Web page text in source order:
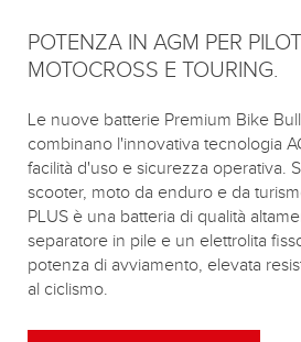
POTENZA IN AGM PER
MOTOCROSS E TOURING.
Le nuove batterie Premium Bike
combinano l'innovativa tecnologia
facilità d'uso e sicurezza operativa.
scooter, moto da enduro e da
PLUS è una batteria di qualità
separatore in pile e un elettrolita
potenza di avviamento, elevata
al ciclismo.